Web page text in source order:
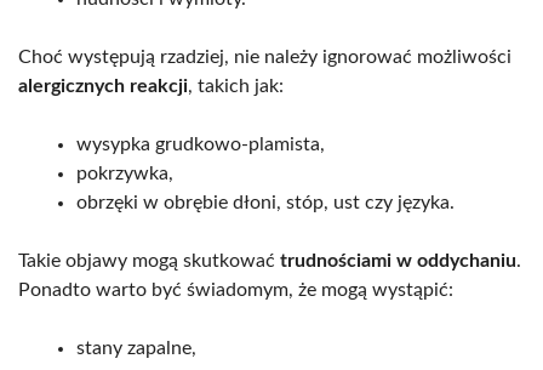
Choć występują rzadziej, nie należy ignorować możliwości
alergicznych reakcji, takich jak:
wysypka grudkowo-plamista,
pokrzywka,
obrzęki w obrębie dłoni, stóp, ust czy języka.
Takie objawy mogą skutkować trudnościami w oddychaniu.
Ponadto warto być świadomym, że mogą wystąpić:
stany zapalne,